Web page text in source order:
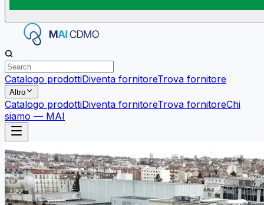
Catalogo prodottiDiventa fornitoreTrova fornitore
Altro
Catalogo prodottiDiventa fornitoreTrova fornitoreChi
siamo — MAI